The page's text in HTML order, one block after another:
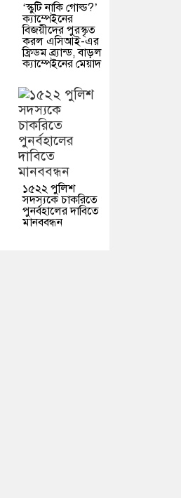
‘স্কুটি নাকি গোল্ড?’
ক্যাম্পেইনের
বিজয়ীদের পুরস্কৃত
করল এসিআই-এর
ফ্রিডম ব্র্যান্ড, বাড়ল
ক্যাম্পেইনের মেয়াদ
১৫২২ পুলিশ
সদস্যকে চাকরিতে
পুনর্বহালের দাবিতে
মানববন্ধন